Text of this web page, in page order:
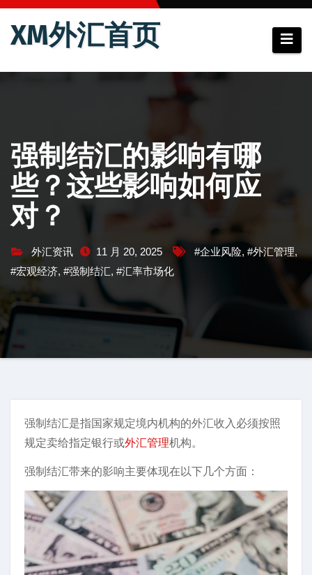
跳
XM外汇首页
强制结汇的影响有哪
些？这些影响如何应
对？
外汇资讯 11 月 20, 2025 #企业风险, #外汇管理,
#宏观经济, #强制结汇, #汇率市场化
强制结汇是指国家规定境内机构的外汇收入必须按照
规定卖给指定银行或外汇管理机构。
强制结汇带来的影响主要体现在以下几个方面：